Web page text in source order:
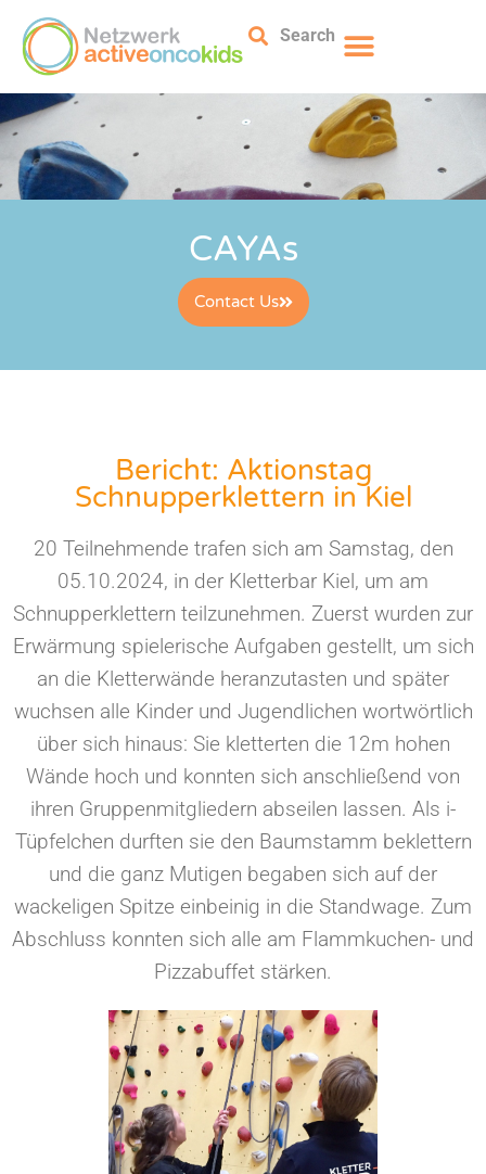
Search
CAYAs
Contact Us
Bericht: Aktionstag
Schnupperklettern in Kiel
20 Teilnehmende trafen sich am Samstag, den
05.10.2024, in der Kletterbar Kiel, um am
Schnupperklettern teilzunehmen. Zuerst wurden zur
Erwärmung spielerische Aufgaben gestellt, um sich
an die Kletterwände heranzutasten und später
wuchsen alle Kinder und Jugendlichen wortwörtlich
über sich hinaus: Sie kletterten die 12m hohen
Wände hoch und konnten sich anschließend von
ihren Gruppenmitgliedern abseilen lassen. Als i-
Tüpfelchen durften sie den Baumstamm beklettern
und die ganz Mutigen begaben sich auf der
wackeligen Spitze einbeinig in die Standwage. Zum
Abschluss konnten sich alle am Flammkuchen- und
Pizzabuffet stärken.